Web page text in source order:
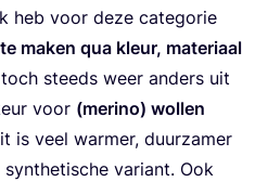
heb voor deze cate­go­rie
maken qua kleur, mate­ri­aal
steeds weer anders uit
voor (meri­no) wol­len
is veel war­mer, duur­za­mer
vari­ant. Ook